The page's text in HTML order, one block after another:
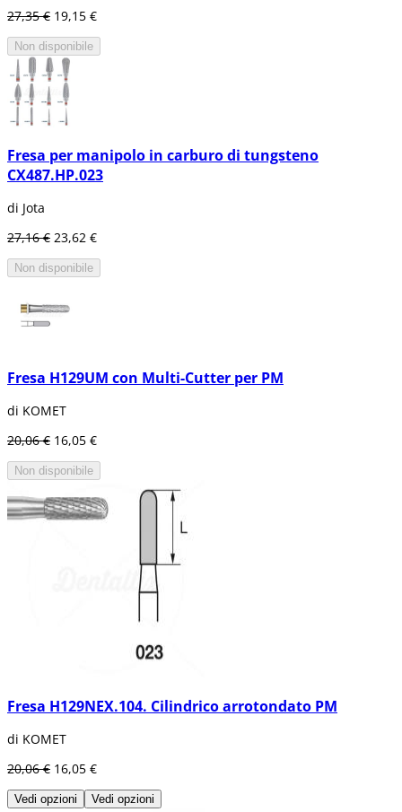
27,35 € 19,15 €
Non disponibile
Fresa per manipolo in carburo di tungsteno
CX487.HP.023
di Jota
27,16 € 23,62 €
Non disponibile
Fresa H129UM con Multi-Cutter per PM
di KOMET
20,06 € 16,05 €
Non disponibile
Fresa H129NEX.104. Cilindrico arrotondato PM
di KOMET
20,06 € 16,05 €
Vedi opzioni Vedi opzioni